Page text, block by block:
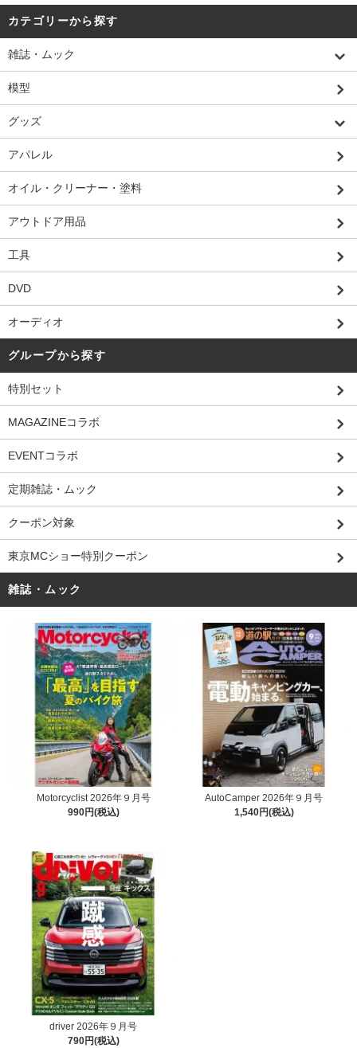
カテゴリーから探す
雑誌・ムック
模型
グッズ
アパレル
オイル・クリーナー・塗料
アウトドア用品
工具
DVD
オーディオ
グループから探す
特別セット
MAGAZINEコラボ
EVENTコラボ
定期雑誌・ムック
クーポン対象
東京MCショー特別クーポン
雑誌・ムック
Motorcyclist 2026年９月号
990円(税込)
AutoCamper 2026年９月号
1,540円(税込)
driver 2026年９月号
790円(税込)